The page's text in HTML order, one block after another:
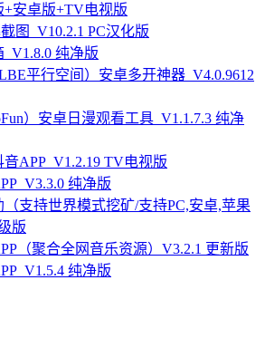
+安卓版+TV电视版
图_V10.2.1 PC汉化版
纯净版
LBE平行空间）安卓多开神器_V4.0.9612
）安卓日漫观看工具_V1.1.7.3 纯净
APP_V1.2.19 TV电视版
纯净版
支持世界模式挖矿/支持PC,安卓,苹果
版
（聚合全网音乐资源）V3.2.1 更新版
纯净版